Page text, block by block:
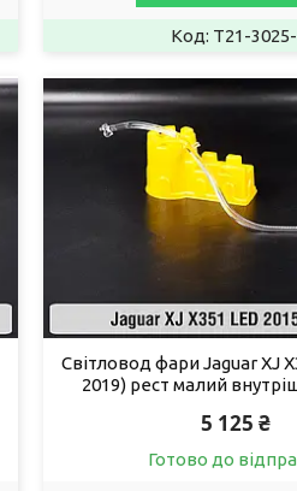
T21-
Світловод фари Jaguar XJ
2019) рест малий
5 125 ₴
Готово до